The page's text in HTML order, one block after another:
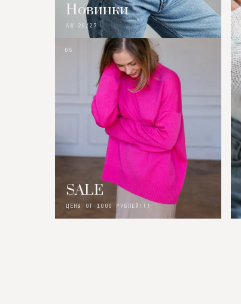
Новинки
AW 26/27
05
SALE
ЦЕНЫ ОТ 1000 РУБЛЕЙ!!!